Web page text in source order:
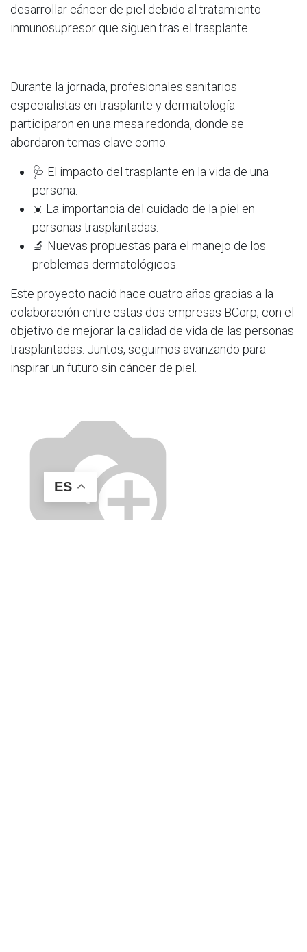
desarrollar cáncer de piel debido al tratamiento
inmunosupresor que siguen tras el trasplante.
Durante la jornada, profesionales sanitarios
especialistas en trasplante y dermatología
participaron en una mesa redonda, donde se
abordaron temas clave como:
🩺 El impacto del trasplante en la vida de una
persona.
☀️ La importancia del cuidado de la piel en
personas trasplantadas.
🔬 Nuevas propuestas para el manejo de los
problemas dermatológicos.
Este proyecto nació hace cuatro años gracias a la
colaboración entre estas dos empresas BCorp, con el
objetivo de mejorar la calidad de vida de las personas
trasplantadas. Juntos, seguimos avanzando para
inspirar un futuro sin cáncer de piel.
ES